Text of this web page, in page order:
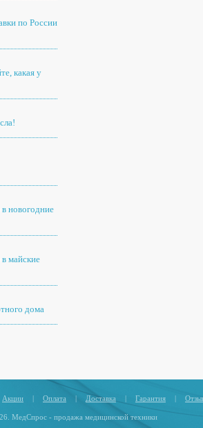
по России
какая у
новогодние
майские
дома
Акции | Оплата | Доставка | Гарантия |
МедСпрос - продажа медицинской техники